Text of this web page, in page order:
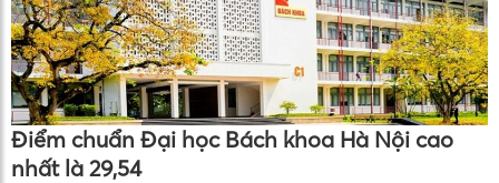
Điểm chuẩn Đại học Bách khoa Hà Nội cao
nhất là 29,54